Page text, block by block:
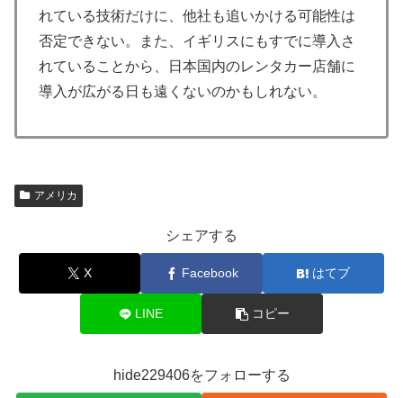
れている技術だけに、他社も追いかける可能性は
否定できない。また、イギリスにもすでに導入さ
れていることから、日本国内のレンタカー店舗に
導入が広がる日も遠くないのかもしれない。
アメリカ
シェアする
X Facebook はてブ
LINE コピー
hide229406をフォローする